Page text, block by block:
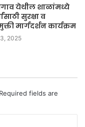
येथील शाळांमध्ये
सुरक्षा व
मार्गदर्शन कार्यक्रम
2025
Required fields are